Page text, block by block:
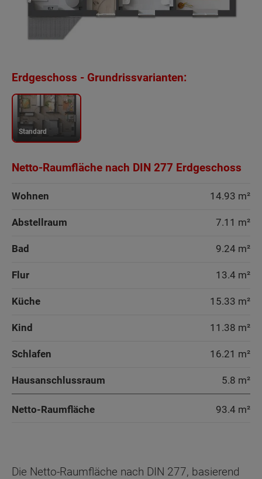
Erdgeschoss - Grundrissvarianten:
Standard
Netto-Raumfläche nach DIN 277 Erdgeschoss
Wohnen 14.93 m²
Abstellraum 7.11 m²
Bad 9.24 m²
Flur 13.4 m²
Küche 15.33 m²
Kind 11.38 m²
Schlafen 16.21 m²
Hausanschlussraum 5.8 m²
Netto-Raumfläche 93.4 m²
Die Netto-Raumfläche nach DIN 277, basierend